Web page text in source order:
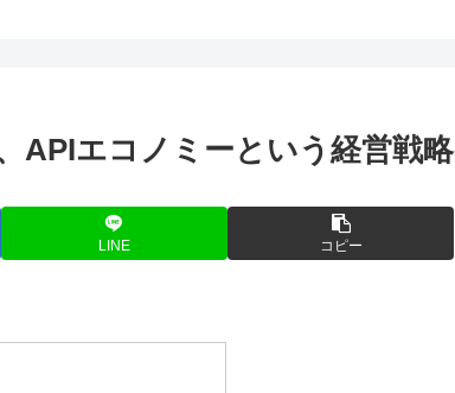
APIエコノミーという経営戦略
LINE コピー